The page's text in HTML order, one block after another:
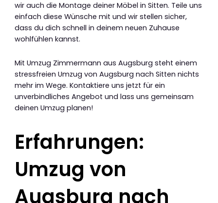
wir auch die Montage deiner Möbel in Sitten. Teile uns
einfach diese Wünsche mit und wir stellen sicher,
dass du dich schnell in deinem neuen Zuhause
wohlfühlen kannst.
Mit Umzug Zimmermann aus Augsburg steht einem
stressfreien Umzug von Augsburg nach Sitten nichts
mehr im Wege. Kontaktiere uns jetzt für ein
unverbindliches Angebot und lass uns gemeinsam
deinen Umzug planen!
Erfahrungen:
Umzug von
Augsburg nach